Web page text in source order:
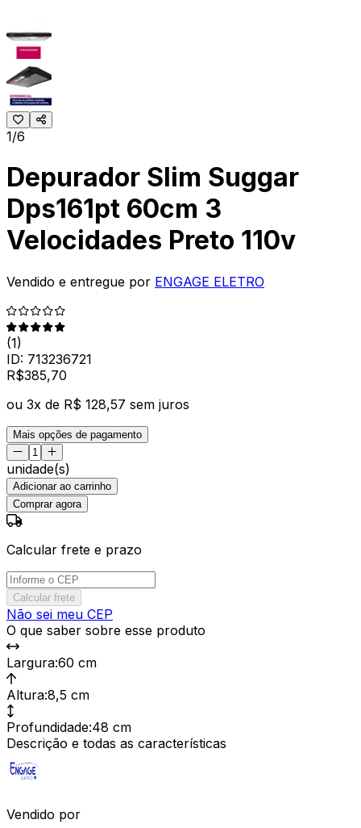
1/6
Depurador Slim Suggar
Dps161pt 60cm 3
Velocidades Preto 110v
Vendido e entregue por ENGAGE ELETRO
(1)
ID: 713236721
R$385,70
ou 3x de R$ 128,57 sem juros
Mais opções de pagamento
unidade(s)
Adicionar ao carrinho
Comprar agora
Calcular frete e prazo
Calcular frete
Não sei meu CEP
O que saber sobre esse produto
Largura:60 cm
Altura:8,5 cm
Profundidade:48 cm
Descrição e todas as características
Vendido por